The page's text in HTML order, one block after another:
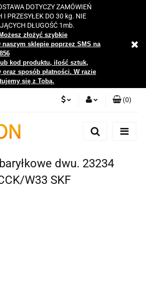
DOTYCZY ZAMÓWIEŃ
I PRZESYŁEK DO 30 kg. NIE
DŁUGOŚĆ 1mb.
Możesz złożyć szybkie
naszym sklepie poprzez SMS na
kod produktu, ilość sztuk,
oraz sposób płatności. W razie
się z Tobą.
Zaloguj się
Zgody cookies
(0)
dwu. 23234
W33 SKF